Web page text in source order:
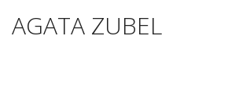
AGATA ZUBEL